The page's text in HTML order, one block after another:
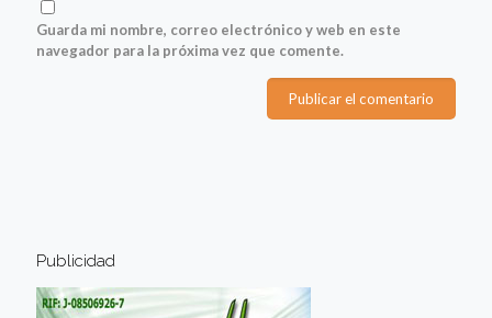
Guarda mi nombre, correo electrónico y web en este
navegador para la próxima vez que comente.
Publicidad